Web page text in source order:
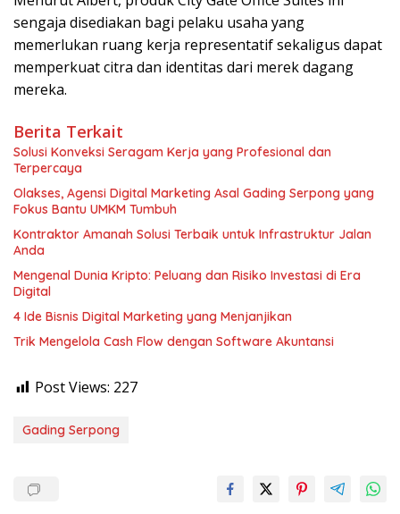
sengaja disediakan bagi pelaku usaha yang
memerlukan ruang kerja representatif sekaligus dapat
memperkuat citra dan identitas dari merek dagang
mereka.
Berita Terkait
Solusi Konveksi Seragam Kerja yang Profesional dan
Terpercaya
Olakses, Agensi Digital Marketing Asal Gading Serpong yang
Fokus Bantu UMKM Tumbuh
Kontraktor Amanah Solusi Terbaik untuk Infrastruktur Jalan
Anda
Mengenal Dunia Kripto: Peluang dan Risiko Investasi di Era
Digital
4 Ide Bisnis Digital Marketing yang Menjanjikan
Trik Mengelola Cash Flow dengan Software Akuntansi
Post Views: 227
Gading Serpong